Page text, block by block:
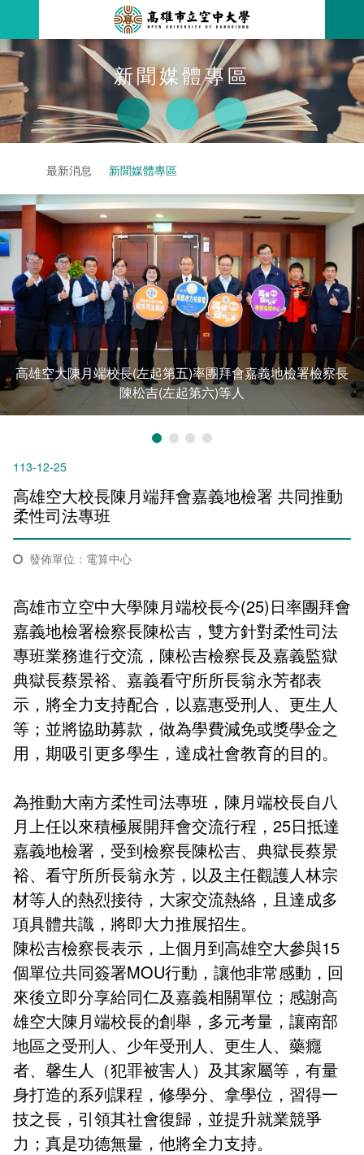
要
內最新消息
全部公告
教務公告
學系公告
行政公告
活動研習
招標徵才
歷史訊息
新聞媒體專區
校園行事曆
線上報名
線上報名查詢
關於本校
空大簡介
立案證明
空大校史
空大有利的學習條件
組織架構
環境設備
本校位置
空大校刊
資訊圖像化專區
校內分機(pdf)
活動花絮
影音資訊
行政單位
行政單位簡介
我們的校長
校長室
教務處註冊組
教務處課務組
學習指導中心
輔導處
秘書處事務組
秘書處出納組
教學媒體處
電算中心
圖書館
會計室
學術單位
學術單位簡介
通識教育中心
工商管理學系
法律學系
大眾傳播學系
外國語文學系
科技管理學系
健康管理與促進學系
主題網站
其他好站
國內外開放課程
資訊相關法規
校務資訊
招生資訊
新生報名
在學資訊
校務系統
課程大綱
網路教學 3.0 (111-2學期啟用)
校園行事曆
校內系統
資訊服務線上報修系統
會計預警及請購系統
教室‧會議室預約系統
問卷調查
書表下載
政府公開資訊
意見信箱
各單位意見信箱
教師意見信箱
諮詢信箱
影音資訊
EN
新聞媒體專區
略過字型切
放大
列印 分享
首頁最新消息 新聞媒體專區
高雄空大陳月端校長(左起第五)率團拜會嘉義地檢署檢察長
陳松吉(左起第六)等人
113-12-25
高雄空大校長陳月端拜會嘉義地檢署 共同推動
柔性司法專班
發佈單位：電算中心
高雄市立空中大學陳月端校長今(25)日率團拜會
嘉義地檢署檢察長陳松吉，雙方針對柔性司法
專班業務進行交流，陳松吉檢察長及嘉義監獄
典獄長蔡景裕、嘉義看守所所長翁永芳都表
示，將全力支持配合，以嘉惠受刑人、更生人
等；並將協助募款，做為學費減免或獎學金之
用，期吸引更多學生，達成社會教育的目的。
為推動大南方柔性司法專班，陳月端校長自八
月上任以來積極展開拜會交流行程，25日抵達
嘉義地檢署，受到檢察長陳松吉、典獄長蔡景
裕、看守所所長翁永芳，以及主任觀護人林宗
材等人的熱烈接待，大家交流熱絡，且達成多
項具體共識，將即大力推展招生。
陳松吉檢察長表示，上個月到高雄空大參與15
個單位共同簽署MOU行動，讓他非常感動，回
來後立即分享給同仁及嘉義相關單位；感謝高
雄空大陳月端校長的創舉，多元考量，讓南部
地區之受刑人、少年受刑人、更生人、藥癮
者、馨生人（犯罪被害人）及其家屬等，有量
身打造的系列課程，修學分、拿學位，習得一
技之長，引領其社會復歸，並提升就業競爭
力；真是功德無量，他將全力支持。